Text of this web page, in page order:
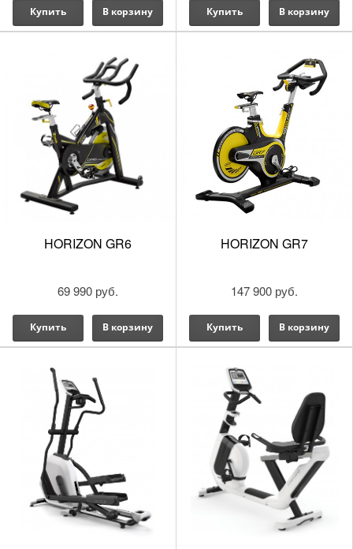
Купить В корзину Купить В корзину
HORIZON GR6
69 990 руб.
Купить В корзину
HORIZON GR7
147 900 руб.
Купить В корзину